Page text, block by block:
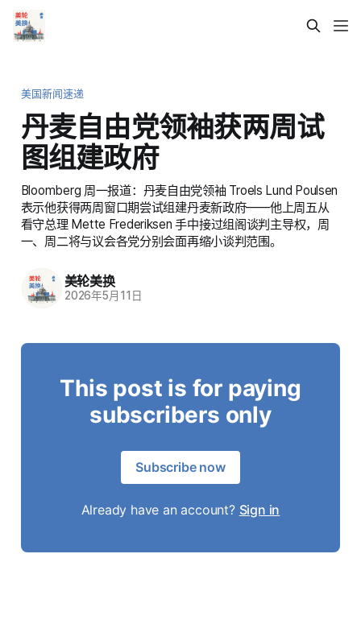
美国新闻速递
丹麦自由党领袖获两周试
图组建政府
Bloomberg 周一报道：丹麦自由党领袖 Troels Lund Poulsen
表示他获得两周窗口期尝试组建丹麦新政府——他上周五从
看守总理 Mette Frederiksen 手中接过组阁谈判主导权，周
一、周二将与议会各党分别会面再缩小谈判范围。
美轮美换
2026年5月11日
This post is for paying
subscribers only
Subscribe now
Already have an account? Sign in